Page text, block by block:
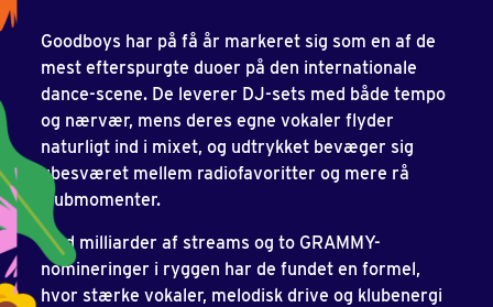
Goodboys har på få år markeret sig som en af de
mest efterspurgte duoer på den internationale
dance-scene. De leverer DJ-sets med både tempo
og nærvær, mens deres egne vokaler flyder
naturligt ind i mixet, og udtrykket bevæger sig
ubesværet mellem radiofavoritter og mere rå
klubmomenter.
Med milliarder af streams og to GRAMMY-
nomineringer i ryggen har de fundet en formel,
hvor stærke vokaler, melodisk drive og klubenergi